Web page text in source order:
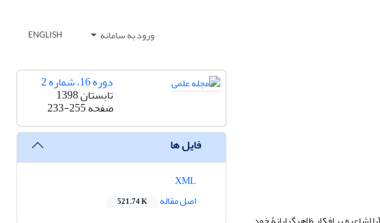
ورود به سامانه ENGLISH
دوره 16، شماره 2
تابستان 1398
صفحه233-255
فایل ها
اصل مقاله
521.74 K